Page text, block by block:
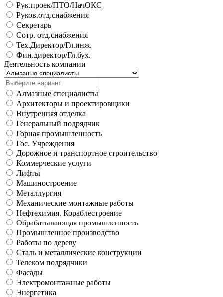
Рук.проек/ПТО/НачОКС
Руков.отд.снабжения
Секретарь
Сотр. отд.снабжения
Тех.Директор/Гл.инж.
Фин.директор/Гл.бух.
Деятельность компании
Алмазные специалисты
Архитекторы и проектировщики
Внутренняя отделка
Генеральный подрядчик
Горная промышленность
Гос. Учреждения
Дорожное и транспортное строительство
Коммерческие услуги
Лифты
Машиностроение
Металлургия
Механические монтажные работы
Нефтехимия. Кораблестроение
Обрабатывающая промышленность
Промышленное производство
Работы по дереву
Сталь и металлические конструкции
Телеком подрядчики
Фасады
Электромонтажные работы
Энергетика